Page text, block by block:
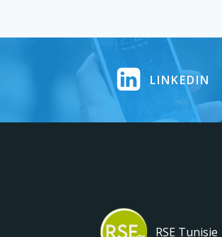
LINKEDIN
RSE Tunisie